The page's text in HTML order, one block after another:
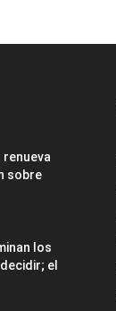
renueva
sobre
los
el